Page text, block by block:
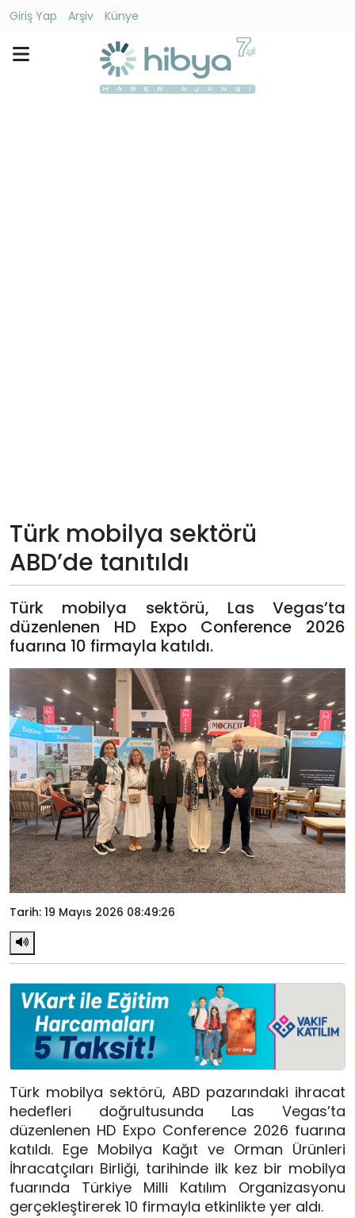
Giriş Yap Arşiv
Künye
Giriş
Yap
Türk mobilya sektörü
ABD’de tanıtıldı
Türk mobilya sektörü, Las Vegas’ta
düzenlenen HD Expo Conference 2026
fuarına 10 firmayla katıldı.
Tarih: 19 Mayıs 2026 08:49:26
Türk mobilya sektörü, ABD pazarındaki ihracat
hedefleri doğrultusunda Las Vegas’ta
düzenlenen HD Expo Conference 2026 fuarına
katıldı. Ege Mobilya Kağıt ve Orman Ürünleri
İhracatçıları Birliği, tarihinde ilk kez bir mobilya
fuarında Türkiye Milli Katılım Organizasyonu
gerçekleştirerek 10 firmayla etkinlikte yer aldı.